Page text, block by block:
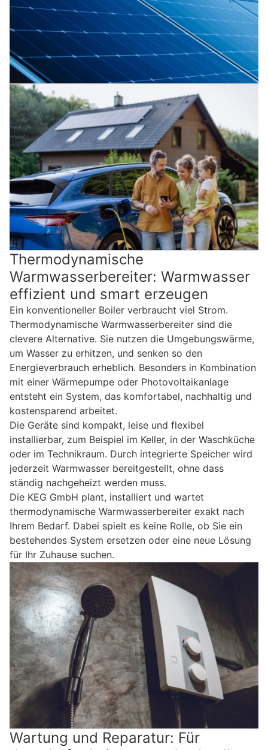
Thermodynamische
Warmwasserbereiter: Warmwasser
effizient und smart erzeugen
Ein konventioneller Boiler verbraucht viel Strom.
Thermodynamische Warmwasserbereiter sind die
clevere Alternative. Sie nutzen die Umgebungswärme,
um Wasser zu erhitzen, und senken so den
Energieverbrauch erheblich. Besonders in Kombination
mit einer Wärmepumpe oder Photovoltaikanlage
entsteht ein System, das komfortabel, nachhaltig und
kostensparend arbeitet.
Die Geräte sind kompakt, leise und flexibel
installierbar, zum Beispiel im Keller, in der Waschküche
oder im Technikraum. Durch integrierte Speicher wird
jederzeit Warmwasser bereitgestellt, ohne dass
ständig nachgeheizt werden muss.
Die KEG GmbH plant, installiert und wartet
thermodynamische Warmwasserbereiter exakt nach
Ihrem Bedarf. Dabei spielt es keine Rolle, ob Sie ein
bestehendes System ersetzen oder eine neue Lösung
für Ihr Zuhause suchen.
Wartung und Reparatur: Für